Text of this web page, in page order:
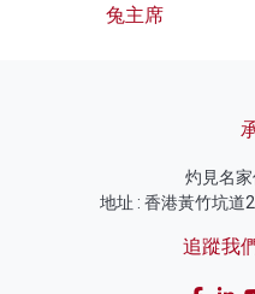
兔主席
灼見名
地址 : 香港黃竹坑道
追蹤我